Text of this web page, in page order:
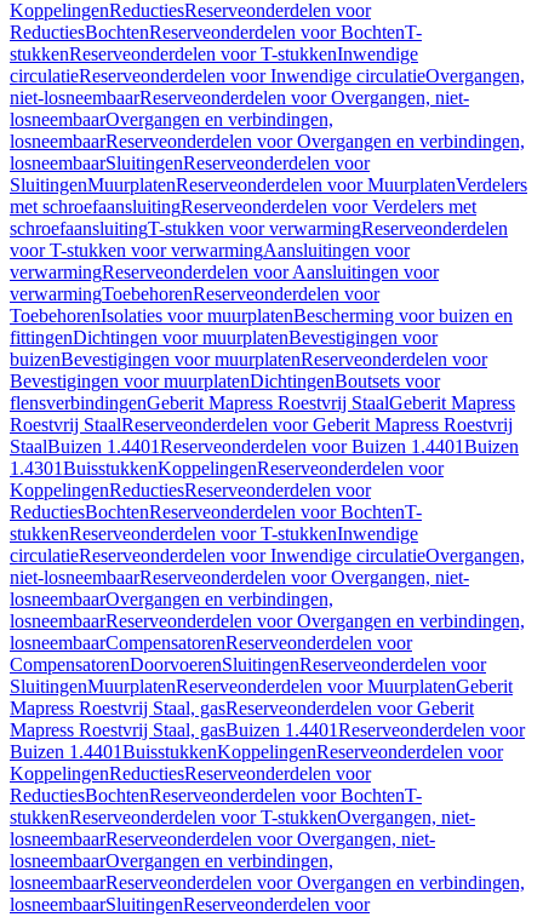
KoppelingenReductiesReserveonderdelen voor
ReductiesBochtenReserveonderdelen voor BochtenT-
stukkenReserveonderdelen voor T-stukkenInwendige
circulatieReserveonderdelen voor Inwendige circulatieOvergangen,
niet-losneembaarReserveonderdelen voor Overgangen, niet-
losneembaarOvergangen en verbindingen,
losneembaarReserveonderdelen voor Overgangen en verbindingen,
losneembaarSluitingenReserveonderdelen voor
SluitingenMuurplatenReserveonderdelen voor MuurplatenVerdelers
met schroefaansluitingReserveonderdelen voor Verdelers met
schroefaansluitingT-stukken voor verwarmingReserveonderdelen
voor T-stukken voor verwarmingAansluitingen voor
verwarmingReserveonderdelen voor Aansluitingen voor
verwarmingToebehorenReserveonderdelen voor
ToebehorenIsolaties voor muurplatenBescherming voor buizen en
fittingenDichtingen voor muurplatenBevestigingen voor
buizenBevestigingen voor muurplatenReserveonderdelen voor
Bevestigingen voor muurplatenDichtingenBoutsets voor
flensverbindingenGeberit Mapress Roestvrij StaalGeberit Mapress
Roestvrij StaalReserveonderdelen voor Geberit Mapress Roestvrij
StaalBuizen 1.4401Reserveonderdelen voor Buizen 1.4401Buizen
1.4301BuisstukkenKoppelingenReserveonderdelen voor
KoppelingenReductiesReserveonderdelen voor
ReductiesBochtenReserveonderdelen voor BochtenT-
stukkenReserveonderdelen voor T-stukkenInwendige
circulatieReserveonderdelen voor Inwendige circulatieOvergangen,
niet-losneembaarReserveonderdelen voor Overgangen, niet-
losneembaarOvergangen en verbindingen,
losneembaarReserveonderdelen voor Overgangen en verbindingen,
losneembaarCompensatorenReserveonderdelen voor
CompensatorenDoorvoerenSluitingenReserveonderdelen voor
SluitingenMuurplatenReserveonderdelen voor MuurplatenGeberit
Mapress Roestvrij Staal, gasReserveonderdelen voor Geberit
Mapress Roestvrij Staal, gasBuizen 1.4401Reserveonderdelen voor
Buizen 1.4401BuisstukkenKoppelingenReserveonderdelen voor
KoppelingenReductiesReserveonderdelen voor
ReductiesBochtenReserveonderdelen voor BochtenT-
stukkenReserveonderdelen voor T-stukkenOvergangen, niet-
losneembaarReserveonderdelen voor Overgangen, niet-
losneembaarOvergangen en verbindingen,
losneembaarReserveonderdelen voor Overgangen en verbindingen,
losneembaarSluitingenReserveonderdelen voor